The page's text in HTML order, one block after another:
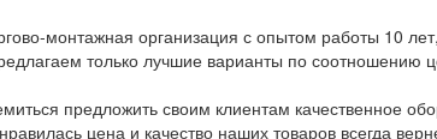
монтажная организация с опытом работы 10
только лучшие варианты по соотношению
предложить своим клиентам качественное
цена и качество наших товаров всегда